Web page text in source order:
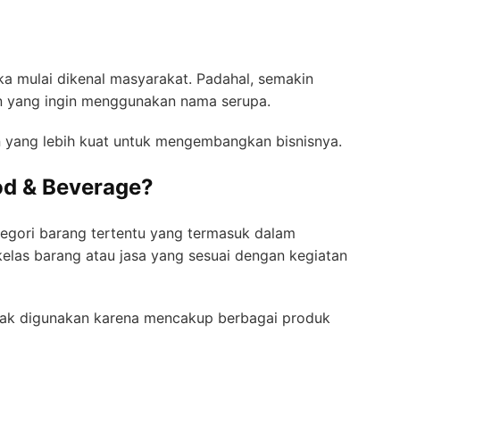
mulai dikenal masyarakat. Padahal, semakin
ingin menggunakan nama serupa.
lebih kuat untuk mengembangkan bisnisnya.
& Beverage?
barang tertentu yang termasuk dalam
barang atau jasa yang sesuai dengan kegiatan
digunakan karena mencakup berbagai produk